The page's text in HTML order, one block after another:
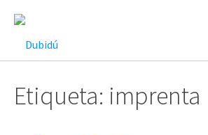
contenido
Etiqueta: imprenta